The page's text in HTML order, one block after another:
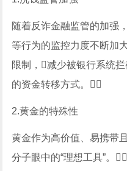
随着反诈金融监管的加强
等行为的监控力度不断加
限制，减少被银行系统
的资金转移方式。
2.黄金的特殊性
黄金作为高价值、易携带
分子眼中的“理想工具”。